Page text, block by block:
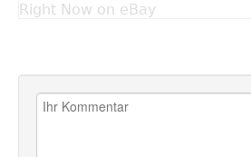
Right Now on eBay